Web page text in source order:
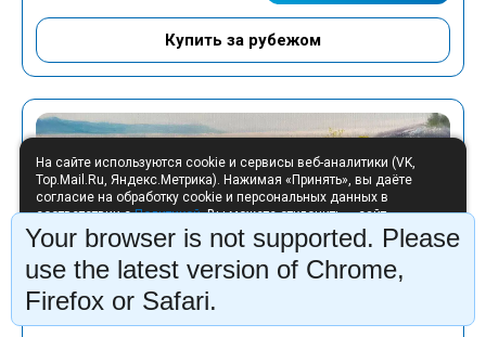
Купить за рубежом
На сайте используются cookie и сервисы веб-аналитики (VK,
Top.Mail.Ru, Яндекс.Метрика). Нажимая «Принять», вы даёте
согласие на обработку cookie и персональных данных в
соответствии сПолитикой. Вы можете отклонить — сайт
продолжит работу без аналитики.
Отклонить
Your browser is not supported. Please
use the latest version of Chrome,
Firefox or Safari.